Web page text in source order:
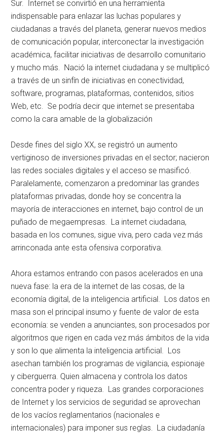
Sur. Internet se convirtió en una herramienta
indispensable para enlazar las luchas populares y
ciudadanas a través del planeta, generar nuevos medios
de comunicación popular, interconectar la investigación
académica, facilitar iniciativas de desarrollo comunitario
y mucho más. Nació la internet ciudadana y se multiplicó
a través de un sinfín de iniciativas en conectividad,
software, programas, plataformas, contenidos, sitios
Web, etc. Se podría decir que internet se presentaba
como la cara amable de la globalización
Desde fines del siglo XX, se registró un aumento
vertiginoso de inversiones privadas en el sector; nacieron
las redes sociales digitales y el acceso se masificó.
Paralelamente, comenzaron a predominar las grandes
plataformas privadas, donde hoy se concentra la
mayoría de interacciones en internet, bajo control de un
puñado de megaempresas. La internet ciudadana,
basada en los comunes, sigue viva, pero cada vez más
arrinconada ante esta ofensiva corporativa.
Ahora estamos entrando con pasos acelerados en una
nueva fase: la era de la internet de las cosas, de la
economía digital, de la inteligencia artificial. Los datos en
masa son el principal insumo y fuente de valor de esta
economía: se venden a anunciantes, son procesados por
algoritmos que rigen en cada vez más ámbitos de la vida
y son lo que alimenta la inteligencia artificial. Los
asechan también los programas de vigilancia, espionaje
y ciberguerra. Quien almacena y controla los datos
concentra poder y riqueza. Las grandes corporaciones
de Internet y los servicios de seguridad se aprovechan
de los vacíos reglamentarios (nacionales e
internacionales) para imponer sus reglas. La ciudadanía